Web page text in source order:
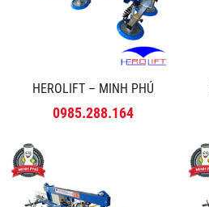
HEROLIFT – MINH PHÚ
0985.288.164